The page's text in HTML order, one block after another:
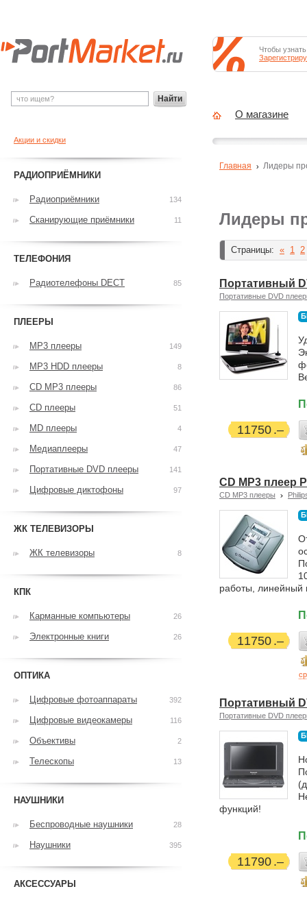
Лидеры
Страницы: « 1 2
Портативный
Портативные DVD
11750
CD MP3 плеер
CD MP3 плееры
работы, линейный
11750
Портативный
Портативные DVD
функций!
11790
Главная Лидеры
Акции и скидки
РАДИОПРИЁМНИКИ
Радиоприёмники 134
Сканирующие приёмники 11
ТЕЛЕФОНИЯ
Радиотелефоны DECT 85
ПЛЕЕРЫ
MP3 плееры 149
MP3 HDD плееры 8
CD MP3 плееры 86
CD плееры 51
MD плееры 4
Медиаплееры 47
Портативные DVD плееры 141
Цифровые диктофоны 97
ЖК ТЕЛЕВИЗОРЫ
ЖК телевизоры 8
КПК
Карманные компьютеры 26
Электронные книги 26
ОПТИКА
Цифровые фотоаппараты 392
Цифровые видеокамеры 116
Объективы 2
Телескопы 13
НАУШНИКИ
Беспроводные наушники 28
Наушники 395
АКСЕССУАРЫ
Найти
Чтобы
О магазине